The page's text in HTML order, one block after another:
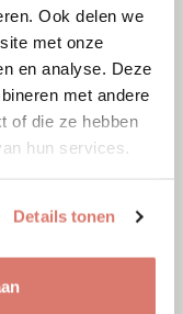
Ook delen we
met onze
en analyse. Deze
met andere
of die ze hebben
hun services.
Details tonen